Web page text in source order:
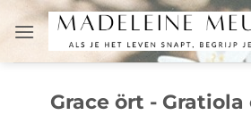
content
Grace ört -